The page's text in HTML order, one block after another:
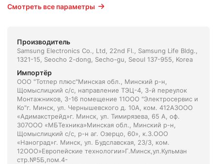
Смотреть все параметры
Производитель
Samsung Electronics Co., Ltd, 22nd Fl., Samsung Life Bldg.,
1321-15, Seocho 2-dong, Secho-gu, Seoul 137-955, Korea
Импортёр
ООО "Тотлер плюс"Минская обл., Минский р-н,
Щомыслицкий с/с, направление ТЭЦ-4, 3-й переулок
Монтажников, 3-16 помещение 11ООО "Электросервис и
Ко"г. Минск, ул. Чернышевского д. 10А, ком. 412А3ООО
«Адимакстрейд»г. Минск, ул. Тимирязева, 65 А, оф.
307ООО «МБТехника»Минская обл., Минский р-н,
Щомыслицкий с/с, р-н аг. Озерцо, 60», к.3.ООО
«Наноград»г. Минск, ул. Будславская, 23/3, ком.
12ООО»Европейские технологии»Г.Минск,ул.Кульман
стр.№5Б,пом.4-